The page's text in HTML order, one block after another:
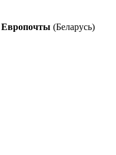
Европочты (Беларусь)